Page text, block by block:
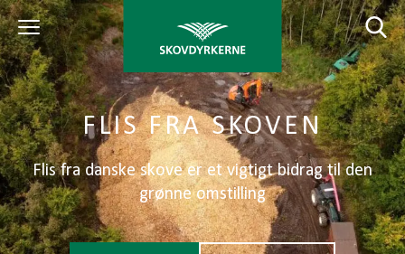
FLIS FRA SKOVEN
Flis fra danske skove er et vigtigt bidrag til den
grønne omstilling